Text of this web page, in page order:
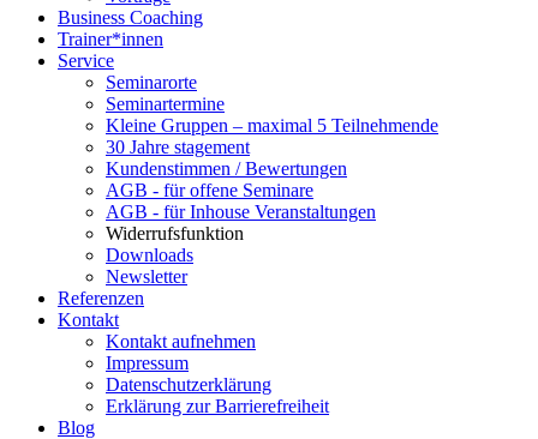
Business Coaching
Trainer*innen
Service
Seminarorte
Seminartermine
Kleine Gruppen – maximal 5 Teilnehmende
30 Jahre stagement
Kundenstimmen / Bewertungen
AGB - für offene Seminare
AGB - für Inhouse Veranstaltungen
Widerrufsfunktion
Downloads
Newsletter
Referenzen
Kontakt
Kontakt aufnehmen
Impressum
Datenschutzerklärung
Erklärung zur Barrierefreiheit
Blog